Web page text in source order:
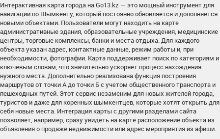
Интерактивная карта города на Go13.kz — это мощный инструмент для
навигации по Шымкенту, который постоянно обновляется и дополняется
новыми объектами. Пользователи могут находить на карте
административные здания, образовательные учреждения, медицинские
центры, торговые комплексы, банки и места отдыха. Для каждого
объекта указан адрес, контактные данные, режим работы и, при
необходимости, фотографии. Карта поддерживает поиск по категориям и
ключевым словам, что значительно ускоряет процесс нахождения
нужного места. Дополнительно реализована функция построения
маршрутов от точки А до точки Б с учетом общественного транспорта и
пешеходных путей. Этот сервис незаменим для новых жителей города,
туристов и даже для коренных шымкентцев, которые хотят открыть для
себя новые места. Интеграция карты с другими разделами сайта
позволяет, например, сразу увидеть на карте расположение объекта из
объявления о продаже недвижимости или адрес мероприятия из афиши.